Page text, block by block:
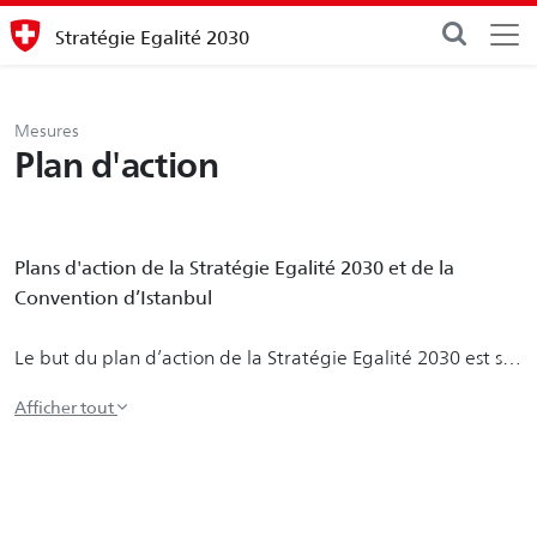
Stratégie Egalité 2030
Mesures
Plan d'action
Plans d'action de la Stratégie Egalité 2030 et de la
Convention d’Istanbul
Le but du plan d’action de la Stratégie Egalité 2030 est sa
afin de réaliser la perspective Egalité 2030 du Conseil